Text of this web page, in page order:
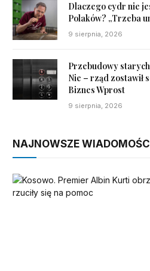
Dlaczego cydr nie
Polaków? „Trzeba
9 sierpnia, 2026
Przebudowy
Nie – rząd zostawił
Biznes Wprost
9 sierpnia, 2026
NAJNOWSZE WIADOMOŚCI